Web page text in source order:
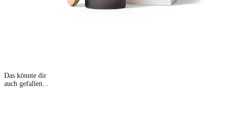
Das könnte dir
auch gefallen...